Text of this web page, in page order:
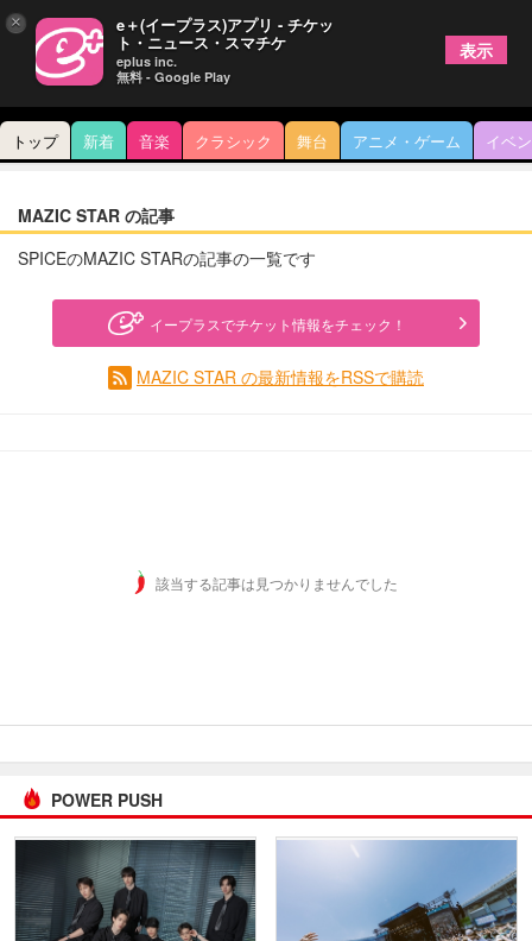
トップ 新着 音楽 クラシック 舞台 アニメ・ゲーム イベ
MAZIC STAR の記事
SPICEのMAZIC STARの記事の一覧です
イープラスでチケット情報をチェック！
MAZIC STAR の最新情報をRSSで購読
該当する記事は見つかりませんでした
POWER PUSH
× e＋(イープラス)アプリ - チケッ
ト・ニュース・スマチケ
eplus inc.
無料 - Google Play
表示